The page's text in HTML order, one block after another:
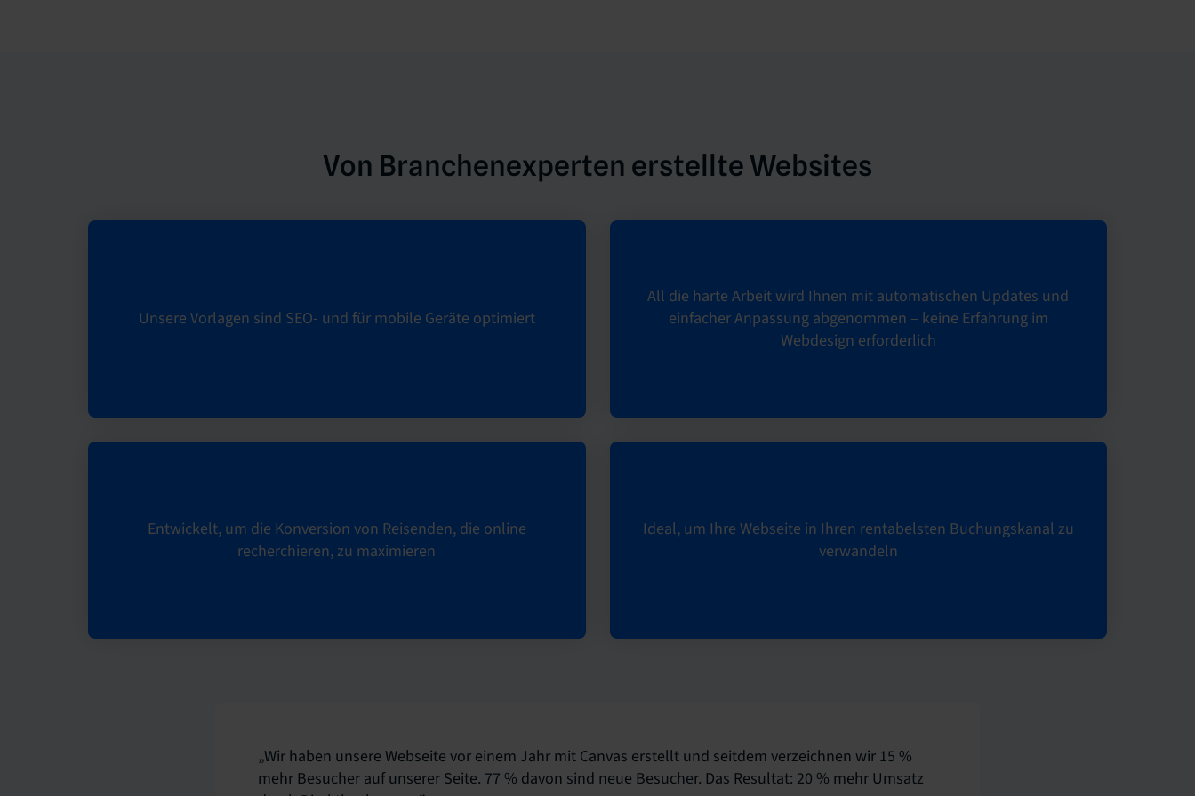
Von Branchenexperten erstellte Websites
Unsere Vorlagen sind SEO- und für mobile Geräte optimiert
All die harte Arbeit wird Ihnen mit automatischen Updates und
einfacher Anpassung abgenommen – keine Erfahrung im
Webdesign erforderlich
Entwickelt, um die Konversion von Reisenden, die online
recherchieren, zu maximieren
Ideal, um Ihre Webseite in Ihren rentabelsten Buchungskanal zu
verwandeln
„Wir haben unsere Webseite vor einem Jahr mit Canvas erstellt und seitdem verzeichnen wir 15 %
mehr Besucher auf unserer Seite. 77 % davon sind neue Besucher. Das Resultat: 20 % mehr Umsatz